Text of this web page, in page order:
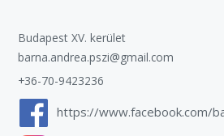
Budapest XV. kerület
barna.andrea.pszi@gmail.com
+36-70-9423236
https://www.facebook.com/